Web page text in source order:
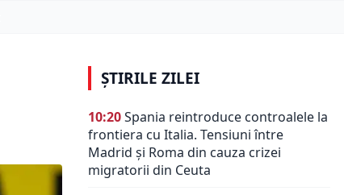
ȘTIRILE ZILEI
10:20Spania reintroduce controalele la
frontiera cu Italia. Tensiuni între
Madrid și Roma din cauza crizei
migratorii din Ceuta